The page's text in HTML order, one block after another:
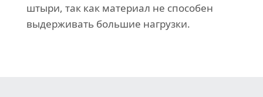
штыри, так как материал не способен
выдерживать большие нагрузки.